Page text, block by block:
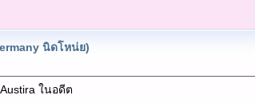
นิดโหน่ย)
ในอดีต